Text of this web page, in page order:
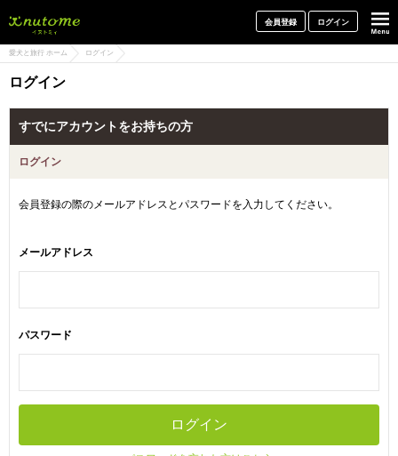
会員登録 ログイン
愛犬と旅行 ホーム ログイン
ログイン
すでにアカウントをお持ちの方
ログイン
会員登録の際のメールアドレスとパスワードを入力してください。
メールアドレス
パスワード